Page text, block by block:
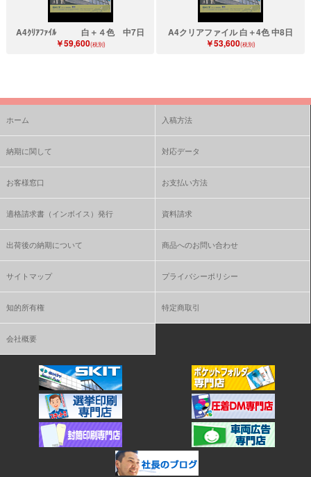
A4ｸﾘｱﾌｧｲﾙ 白＋４色 中7日
￥59,600(税別)
A4クリアファイル 白＋4色 中8日
￥53,600(税別)
ホーム 入稿方法
納期に関して 対応データ
お客様窓口 お支払い方法
適格請求書（インボイス）発行 資料請求
出荷後の納期について 商品へのお問い合わせ
サイトマップ プライバシーポリシー
知的所有権 特定商取引
会社概要